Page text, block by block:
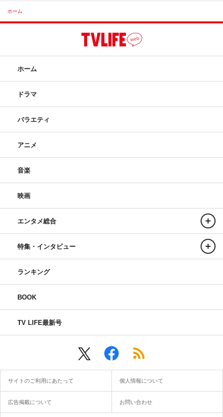
ホーム
ホーム
ドラマ
バラエティ
アニメ
音楽
映画
エンタメ総合
特集・インタビュー
ランキング
BOOK
TV LIFE最新号
サイトのご利用にあたって 個人情報について
広告掲載について お問い合わせ